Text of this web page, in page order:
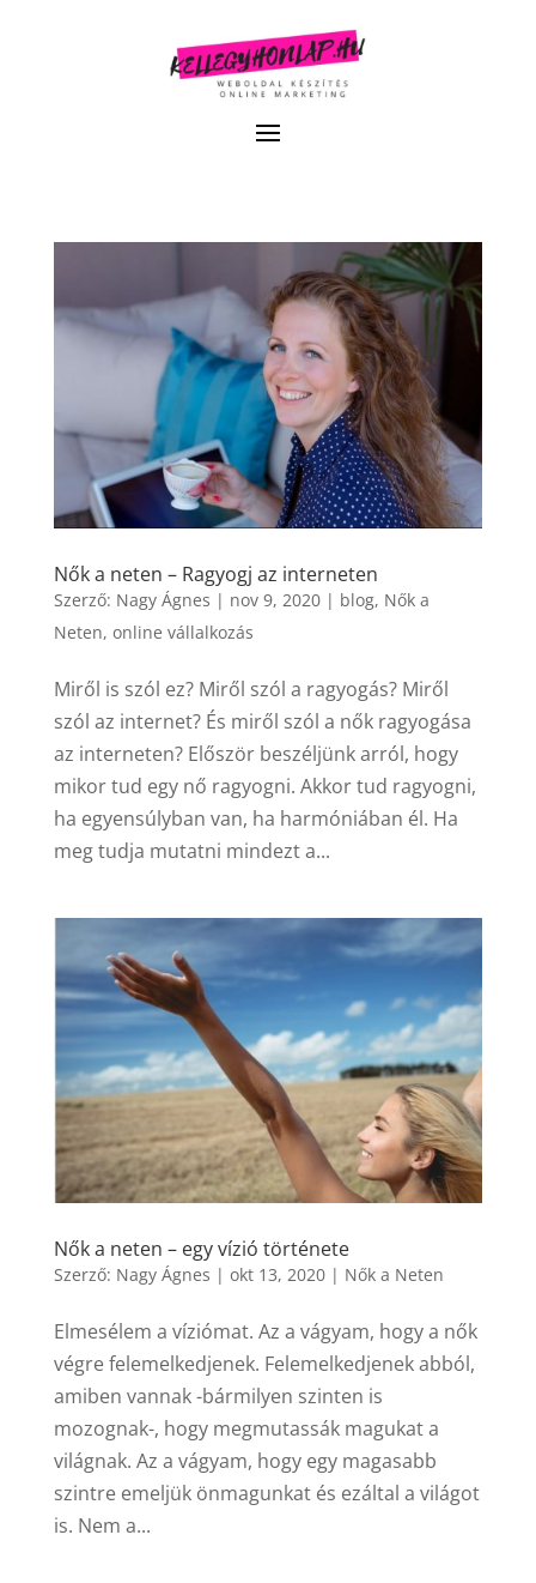
Nők a neten – Ragyogj az interneten
Szerző: Nagy Ágnes | nov 9, 2020| blog, Nők a
Neten, online vállalkozás
Miről is szól ez? Miről szól a ragyogás? Miről
szól az internet? És miről szól a nők ragyogása
az interneten? Először beszéljünk arról, hogy
mikor tud egy nő ragyogni. Akkor tud ragyogni,
ha egyensúlyban van, ha harmóniában él. Ha
meg tudja mutatni mindezt a...
Nők a neten – egy vízió története
Szerző: Nagy Ágnes | okt 13, 2020| Nők a Neten
Elmesélem a víziómat. Az a vágyam, hogy a nők
végre felemelkedjenek. Felemelkedjenek abból,
amiben vannak -bármilyen szinten is
mozognak-, hogy megmutassák magukat a
világnak. Az a vágyam, hogy egy magasabb
szintre emeljük önmagunkat és ezáltal a világot
is. Nem a...